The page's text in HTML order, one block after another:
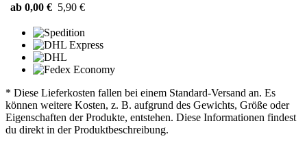
ab 0,00 € 5,90 €
* Diese Lieferkosten fallen bei einem Standard-Versand an. Es
können weitere Kosten, z. B. aufgrund des Gewichts, Größe oder
Eigenschaften der Produkte, entstehen. Diese Informationen findest
du direkt in der Produktbeschreibung.